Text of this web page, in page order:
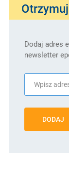
Dodaj adres
newsletter
DODAJ